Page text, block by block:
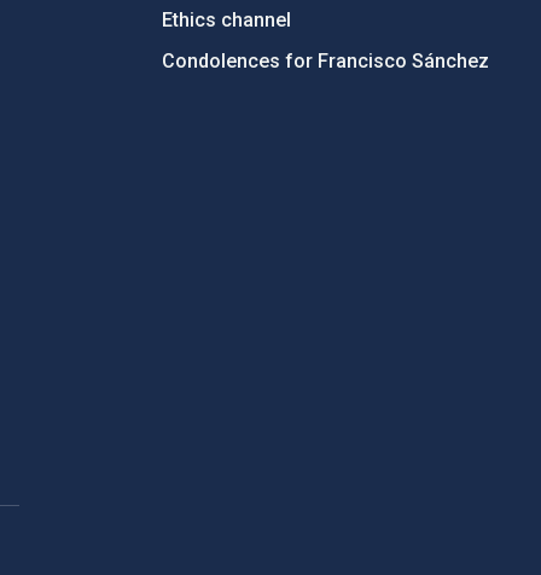
Ethics channel
Condolences for Francisco Sánchez